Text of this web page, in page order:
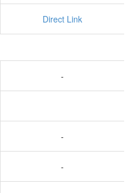
Direct Link
-
-
-